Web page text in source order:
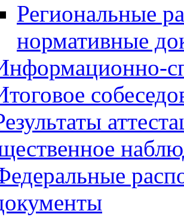
Региональные
нормативные